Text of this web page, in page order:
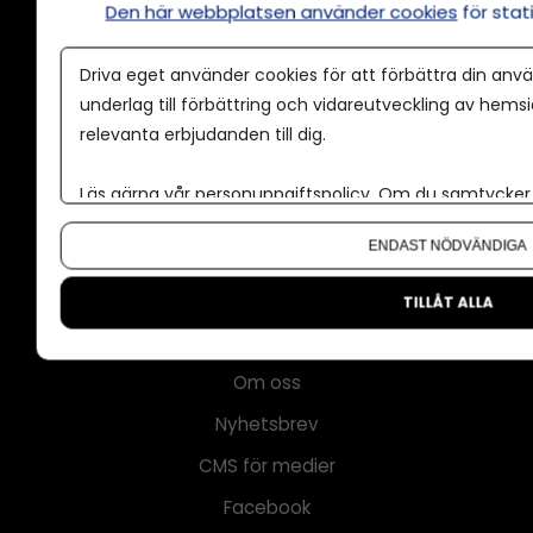
Om cookies
Policy för AI
Om oss
Nyhetsbrev
CMS för medier
Facebook
Den här webbplatsen använder cookies för
Driva eget använder cookies för att förbättra din
underlag till förbättring och vidareutveckling av
relevanta erbjudanden till dig.
Läs gärna vår personuppgiftspolicy. Om du
Om du vill ändra ditt val i efterhand hittar du den
ENDAST NÖDVÄNDIGA
TILLÅT ALLA